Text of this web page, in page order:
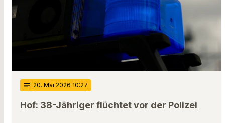
notes 20. Mai 2026 10:27
Hof: 38-Jähriger flüchtet vor der Polizei